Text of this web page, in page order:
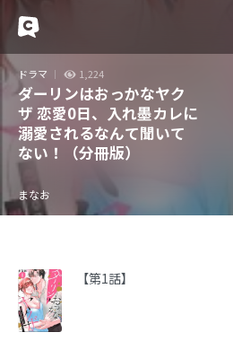
ドラマ 1,224
ダーリンはおっかなヤク
ザ 恋愛0日、入れ墨カレに
溺愛されるなんて聞いて
ない！（分冊版）
まなお
【第1話】